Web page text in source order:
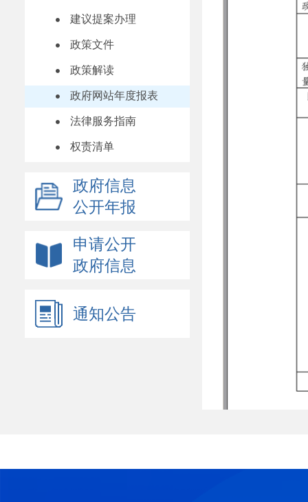
建议提案办理
政策文件
政策解读
政府网站年度报表
法律服务指南
权责清单
政府信息
公开年报
申请公开
政府信息
通知公告